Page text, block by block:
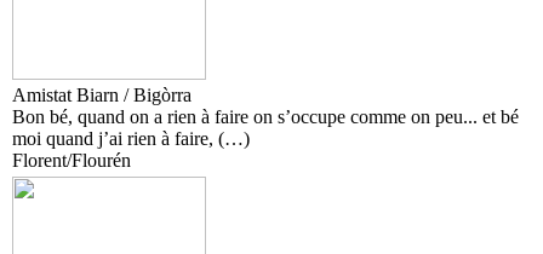
Amistat Biarn / Bigòrra
Bon bé, quand on a rien à faire on s’occupe comme on peu... et bé
moi quand j’ai rien à faire, (…)
Florent/Flourén